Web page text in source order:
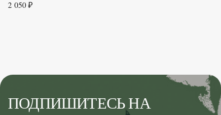
2 050 ₽
ПОДПИШИТЕСЬ НА